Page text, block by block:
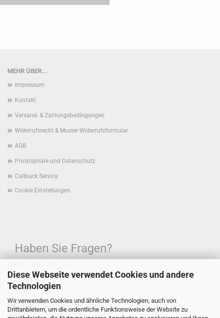
Diese Webseite verwendet Cookies und andere
Technologien
Wir verwenden Cookies und ähnliche Technologien, auch von
Drittanbietern, um die ordentliche Funktionsweise der Website zu
MEHR ÜBER...
Impressum
Kontakt
Versand- & Zahlungsbedingungen
Widerrufsrecht & Muster-Widerrufsformular
AGB
Privatsphäre und Datenschutz
Callback Service
Cookie Einstellungen
Haben Sie Fragen?
Hotline:+49171/2888115